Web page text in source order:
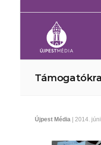
Újpest Média | 2014.